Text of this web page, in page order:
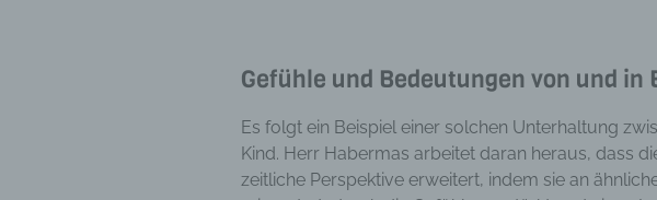
Gefühle und Bedeutungen von und in
Es folgt ein Beispiel einer solchen Unterhaltung
Kind. Herr Habermas arbeitet daran heraus, dass
zeitliche Perspektive erweitert, indem sie an
juristische Person, Behörde,
personenbezogenen Daten
Verarbeitung durch das
vorgegeben, so kann der